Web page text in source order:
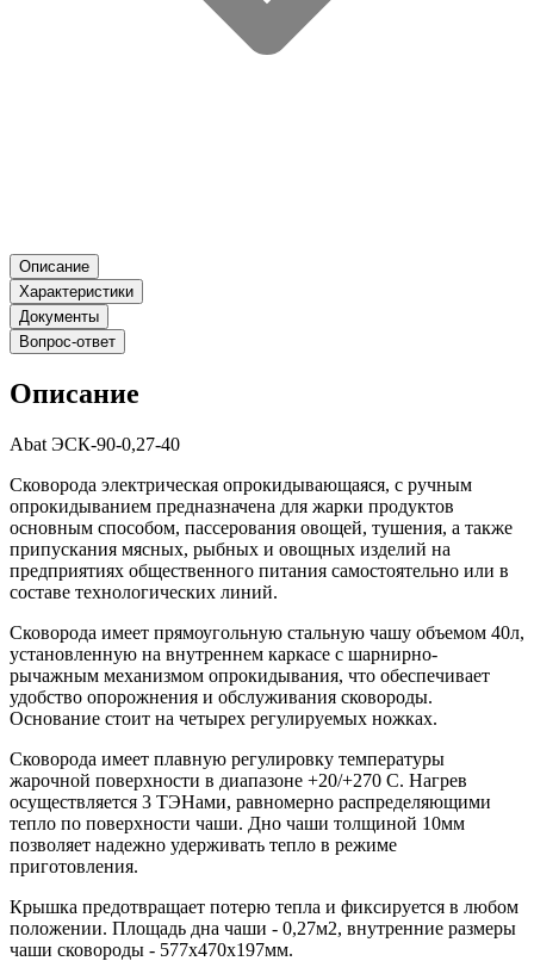
Описание
Характеристики
Документы
Вопрос-ответ
Описание
Abat ЭСК-90-0,27-40
Сковорода электрическая опрокидывающаяся, с ручным
опрокидыванием предназначена для жарки продуктов
основным способом, пассерования овощей, тушения, а также
припускания мясных, рыбных и овощных изделий на
предприятиях общественного питания самостоятельно или в
составе технологических линий.
Сковорода имеет прямоугольную стальную чашу объемом 40л,
установленную на внутреннем каркасе с шарнирно-
рычажным механизмом опрокидывания, что обеспечивает
удобство опорожнения и обслуживания сковороды.
Основание стоит на четырех регулируемых ножках.
Сковорода имеет плавную регулировку температуры
жарочной поверхности в диапазоне +20/+270 С. Нагрев
осуществляется 3 ТЭНами, равномерно распределяющими
тепло по поверхности чаши. Дно чаши толщиной 10мм
позволяет надежно удерживать тепло в режиме
приготовления.
Крышка предотвращает потерю тепла и фиксируется в любом
положении. Площадь дна чаши - 0,27м2, внутренние размеры
чаши сковороды - 577х470х197мм.